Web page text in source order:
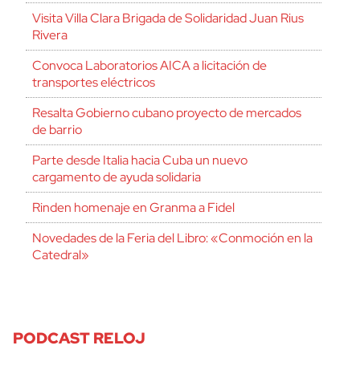
Visita Villa Clara Brigada de Solidaridad Juan Rius
Rivera
Convoca Laboratorios AICA a licitación de
transportes eléctricos
Resalta Gobierno cubano proyecto de mercados
de barrio
Parte desde Italia hacia Cuba un nuevo
cargamento de ayuda solidaria
Rinden homenaje en Granma a Fidel
Novedades de la Feria del Libro: «Conmoción en la
Catedral»
PODCAST RELOJ